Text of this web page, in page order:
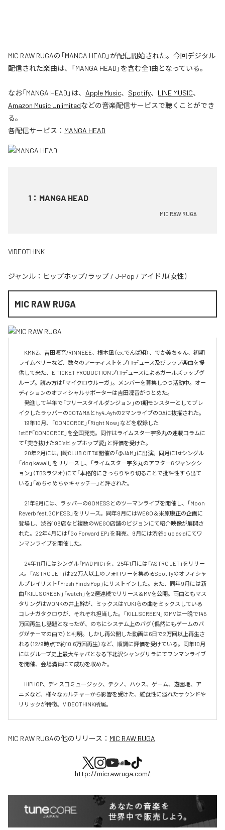
MIC RAW RUGAの「MANGA HEAD」が配信開始された。今回デジタル
配信された楽曲は、「MANGA HEAD」を含む全1曲となっている。
なお「MANGA HEAD 」は、 Apple Music、 Spotify、 LINE MUSIC、
Amazon Music Unlimitedなどの音楽配信サービスで聴くことができ
る。
各配信サービス： MANGA HEAD
1 ： MANGA HEAD
MIC RAW RUGA
VIDEOTHINK
ジャンル： ヒップホップ/ラップ / J-Pop / アイドル(女性)
MIC RAW RUGA
KMNZ、吉田凜音/RINNEEE、根本凪（ex.でんぱ組）、でか美ちゃん、初期
ライムベリーなど、数々のアーティストをプロデュース及びラップ楽曲を提
供して来た、E TICKET PRODUCTIONプロデュースによるガールズラップグ
ループ。読み方は「マイクロウルーガ」。メンバーを募集しつつ活動中。オー
ディションのオフィシャルサポーターは吉田凜音がつとめた。
発進して半年で「フリースタイルダンジョン」の1期モンスターとしてブレ
イクしたラッパーのDOTAMAとhy4_4yhの2マンライブのOAに抜擢された。
19年10月、「CONCORDE」「Right Now」などを収録した
1stEP「CONCORDE」を全国発売。同作はライムスター宇多丸の連載コラムに
て「突き抜けた90’sヒップホップ愛」と評価を受けた。
20年2月には川崎CLUB CITTA’開催の「@JAM」に出演。同月に1stシングル
「dog kawaii」をリリースし、「ライムスター宇多丸のアフター6 ジャンクシ
ョン」（TBSラジオ）にて「本格的にきっちりやり切ることで批評性すら出て
いる」「めちゃめちゃキャッチー」と評された。
21年6月には、ラッパーのGOMESSとのツーマンライブを開催し、「Moon
Reverb feat.GOMESS」をリリース。同年8月にはWEGO＆米原康正の企画に
登場し、渋谷109店など複数のWEGO店舗のビジョンにて紹介映像が展開さ
れた。22年4月には「Go Forward EP」を発売、9月には渋谷club asiaにてワ
ンマンライブを開催した。
24年11月にはシングル「MAD MIC」を、25年1月には「ASTRO JET」をリリー
ス。「ASTRO JET」は22万人以上のフォロワーを集めるSpotifyのオフィシャ
ルプレイリスト「Fresh Finds Pop」にリストインした。また、同年9月には新
曲「KILL SCREEN」「watch」を2週連続でリリース＆MVを公開。両曲ともマス
タリングはWONKの井上幹が、ミックスはYUKIらの曲をミックスしている
コレナガタクロウが、それぞれ担当した。「KILL SCREEN」のMVは一晩で145
万回再生し話題となったが、のちにシステム上のバグ（偶然にもゲームのバ
グがテーマの曲で）と判明。しかし再公開した動画は6日で2万回以上再生さ
れる（12/9時点で約10.6万回再生）など、順調に評価を受けている。同年10月
にはグループ史上最大キャパとなる下北沢シャングリラにてワンマンライブ
を開催、会場満員にて成功を収めた。
HIPHOP、ディスコミュージック、テクノ、ハウス、ゲーム、遊園地、ア
ニメなど、様々なカルチャーから影響を受けた、雑食性に溢れたサウンドや
リリックが特徴。VIDEOTHINK所属。
MIC RAW RUGAの他のリリース： MIC RAW RUGA
http://micrawruga.com/